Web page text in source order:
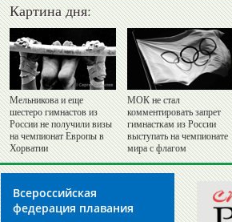
Картина дня:
Мельникова и еще
шестеро гимнастов из
России не получили визы
на чемпионат Европы в
Хорватии
МОК не стал
комментировать запрет
гимнасткам из России
выступать на чемпионате
мира с флагом
Всероссийская
федерация плавания